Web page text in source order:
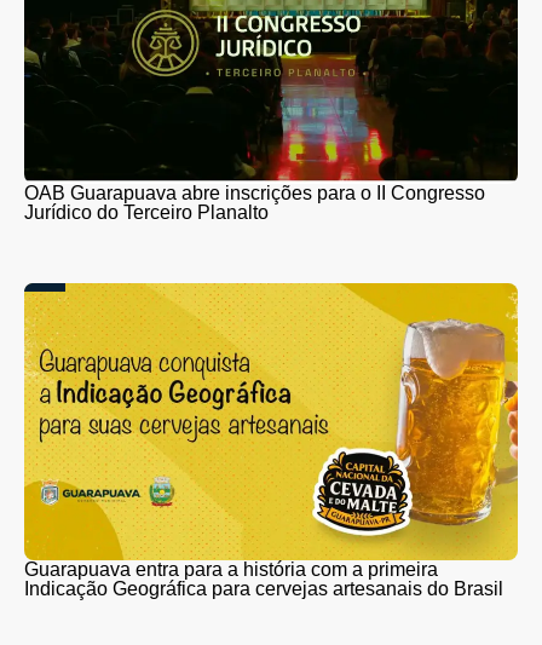
OAB Guarapuava abre inscrições para o II Congresso
Jurídico do Terceiro Planalto
Guarapuava entra para a história com a primeira
Indicação Geográfica para cervejas artesanais do Brasil